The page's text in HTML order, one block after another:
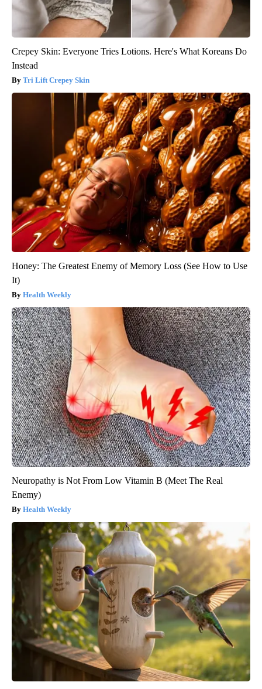
Crepey Skin: Everyone Tries Lotions. Here's What Koreans Do
Instead
Tri Lift Crepey Skin
Honey: The Greatest Enemy of Memory Loss (See How to Use
It)
Health Weekly
Neuropathy is Not From Low Vitamin B (Meet The Real
Enemy)
Health Weekly